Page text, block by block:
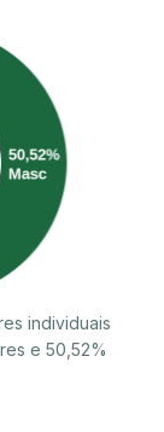
individuais
e 50,52%